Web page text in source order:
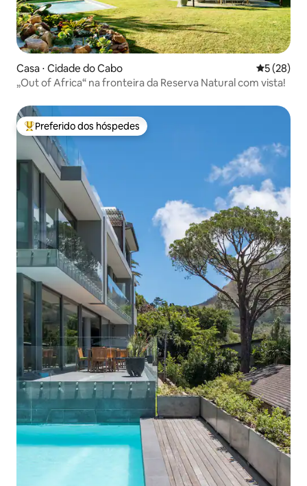
Casa ⋅ Cidade do Cabo 5 de uma
5 (28)
„Out of Africa“ na fronteira da Reserva Natural com vista!
Entre os melhores preferidos dos hóspedes
Preferido dos hóspedes